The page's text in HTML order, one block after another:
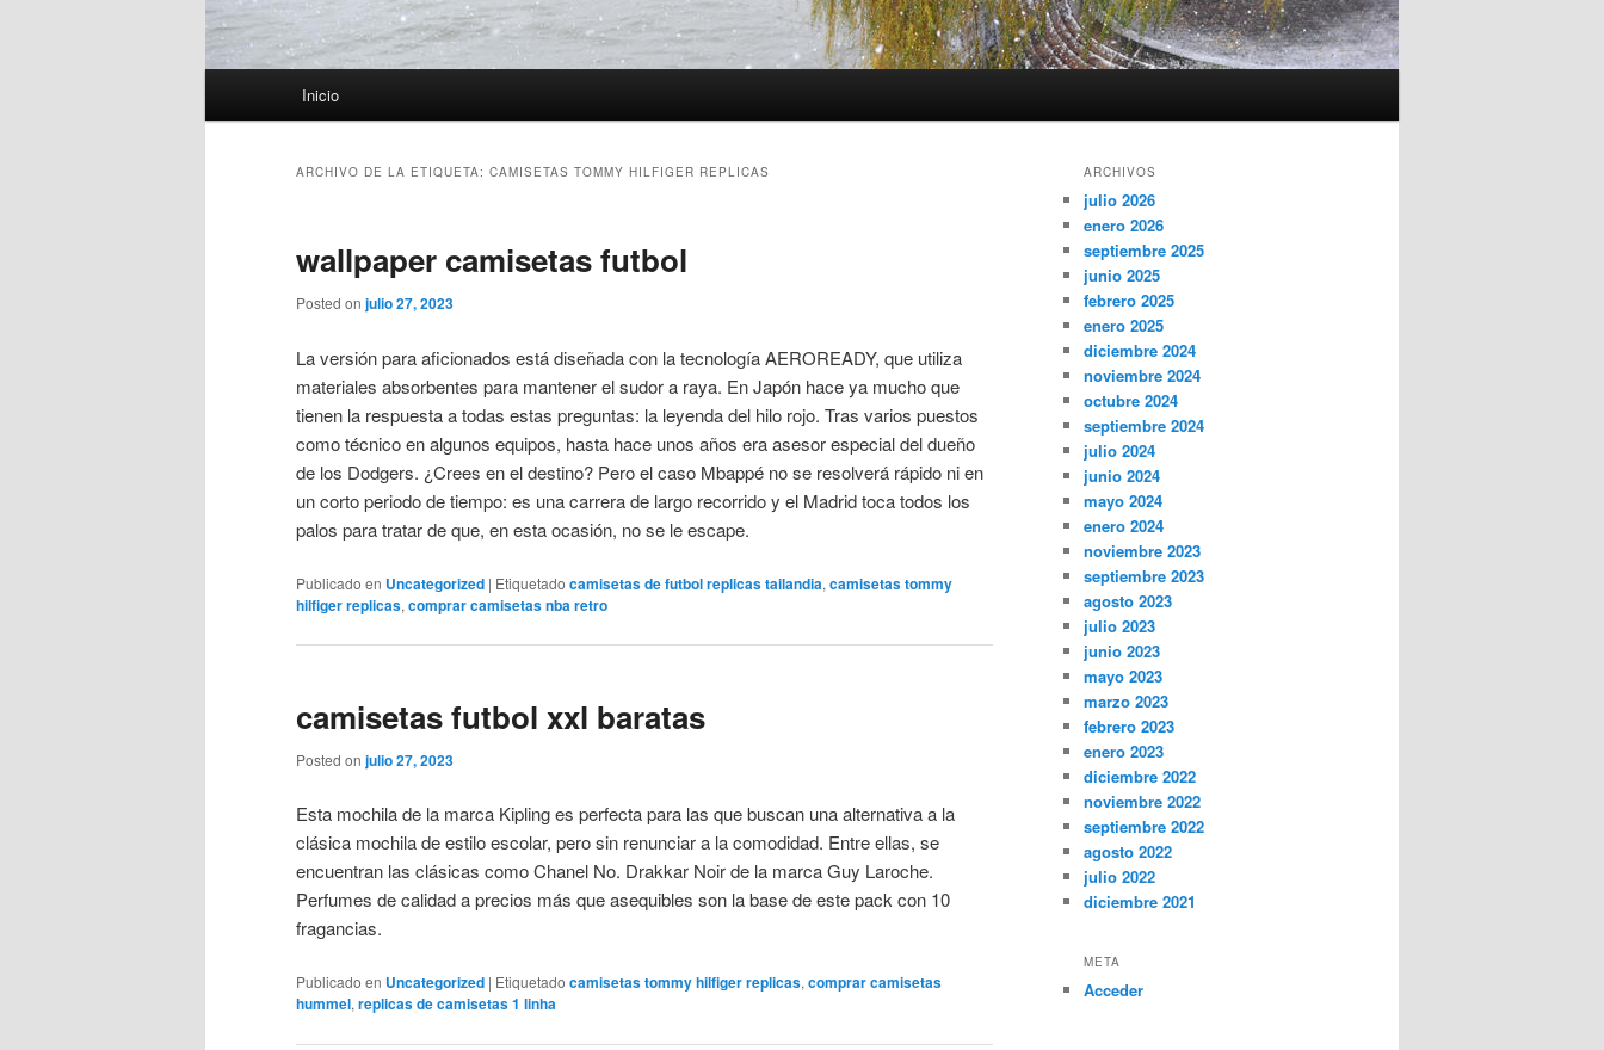
Inicio
ARCHIVO DE LA ETIQUETA: CAMISETAS TOMMY HILFIGER REPLICAS
wallpaper camisetas futbol
Posted on julio 27, 2023
La versión para aficionados está diseñada con la tecnología AEROREADY, que utiliza
materiales absorbentes para mantener el sudor a raya. En Japón hace ya mucho que
tienen la respuesta a todas estas preguntas: la leyenda del hilo rojo. Tras varios puestos
como técnico en algunos equipos, hasta hace unos años era asesor especial del dueño
de los Dodgers. ¿Crees en el destino? Pero el caso Mbappé no se resolverá rápido ni en
un corto periodo de tiempo: es una carrera de largo recorrido y el Madrid toca todos los
palos para tratar de que, en esta ocasión, no se le escape.
Publicado en Uncategorized | Etiquetado camisetas de futbol replicas tailandia, camisetas tommy
hilfiger replicas, comprar camisetas nba retro
camisetas futbol xxl baratas
Posted on julio 27, 2023
Esta mochila de la marca Kipling es perfecta para las que buscan una alternativa a la
clásica mochila de estilo escolar, pero sin renunciar a la comodidad. Entre ellas, se
encuentran las clásicas como Chanel No. Drakkar Noir de la marca Guy Laroche.
Perfumes de calidad a precios más que asequibles son la base de este pack con 10
fragancias.
Publicado en Uncategorized | Etiquetado camisetas tommy hilfiger replicas, comprar camisetas
hummel, replicas de camisetas 1 linha
ARCHIVOS
julio 2026
enero 2026
septiembre 2025
junio 2025
febrero 2025
enero 2025
diciembre 2024
noviembre 2024
octubre 2024
septiembre 2024
julio 2024
junio 2024
mayo 2024
enero 2024
noviembre 2023
septiembre 2023
agosto 2023
julio 2023
junio 2023
mayo 2023
marzo 2023
febrero 2023
enero 2023
diciembre 2022
noviembre 2022
septiembre 2022
agosto 2022
julio 2022
diciembre 2021
META
Acceder